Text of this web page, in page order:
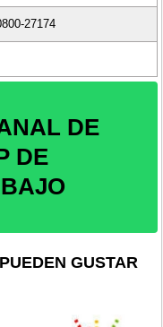
27174
DE
DE
GUSTAR